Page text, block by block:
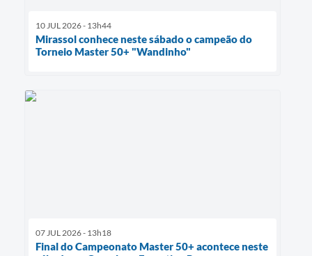
10 JUL 2026 - 13h44
Mirassol conhece neste sábado o campeão do
Torneio Master 50+ "Wandinho"
07 JUL 2026 - 13h18
Final do Campeonato Master 50+ acontece neste